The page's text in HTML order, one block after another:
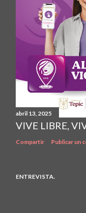
abril 13, 2025
VIVE LIBRE,
Compartir Publicar un
ENTREVISTA.